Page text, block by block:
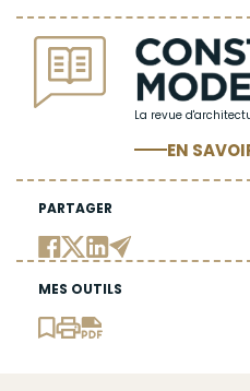
La revue
EN
PARTAGER
MES OUTILS